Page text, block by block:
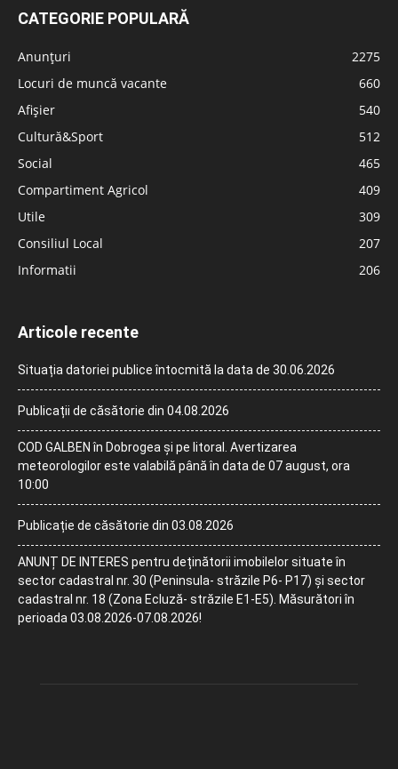
CATEGORIE POPULARĂ
Anunțuri
2275
Locuri de muncă vacante
660
Afișier
540
Cultură&Sport
512
Social
465
Compartiment Agricol
409
Utile
309
Consiliul Local
207
Informatii
206
Articole recente
Situația datoriei publice întocmită la data de 30.06.2026
Publicații de căsătorie din 04.08.2026
COD GALBEN în Dobrogea și pe litoral. Avertizarea
meteorologilor este valabilă până în data de 07 august, ora
10:00
Publicație de căsătorie din 03.08.2026
ANUNȚ DE INTERES pentru deținătorii imobilelor situate în
sector cadastral nr. 30 (Peninsula- străzile P6- P17) și sector
cadastral nr. 18 (Zona Ecluză- străzile E1-E5). Măsurători în
perioada 03.08.2026-07.08.2026!